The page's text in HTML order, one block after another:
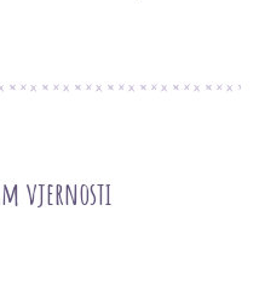
vjernosti